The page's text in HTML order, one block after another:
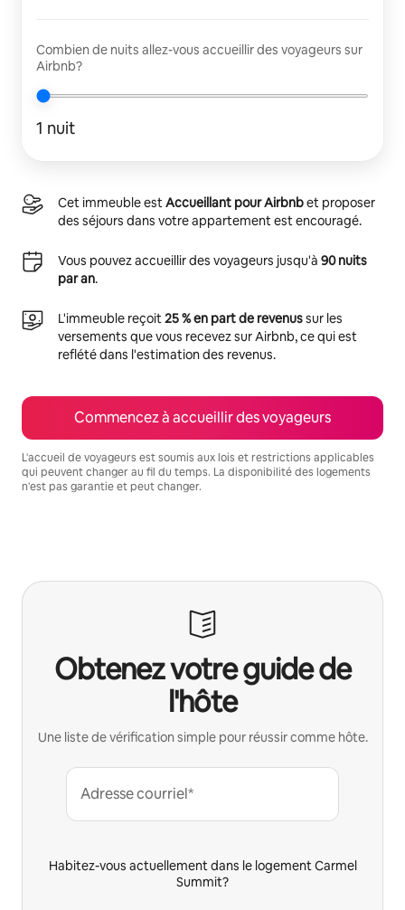
Combien de nuits allez-vous accueillir des voyageurs sur
Airbnb?
1 nuit
Cet immeuble estAccueillant pour Airbnbet proposer
des séjours dans votre appartement est encouragé.
Vous pouvez accueillir des voyageurs jusqu'à 90 nuits
par an.
L'immeuble reçoit25 % en part de revenussur les
versements que vous recevez sur Airbnb, ce qui est
reflété dans l'estimation des revenus.
Commencez à accueillir des voyageurs
L'accueil de voyageurs est soumis aux lois et restrictions applicables
qui peuvent changer au fil du temps. La disponibilité des logements
n'est pas garantie et peut changer.
Obtenez votre guide de
l'hôte
Une liste de vérification simple pour réussir comme hôte.
Adresse courriel*
Habitez-vous actuellement dans le logement Carmel
Summit?